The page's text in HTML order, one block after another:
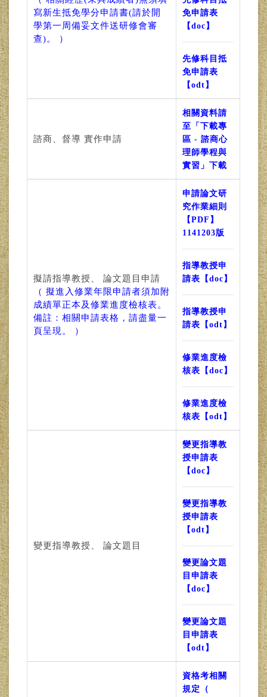
寫新生抵免學分申請書(請於開
學第一周備妥文件送研修會審
查)。 ）
免申請表
【doc】
先修科目抵
免申請表
【odt】
諮商、督導 實作申請
相關資料請
至「下載專
區 - 諮商心
理師學程與
實習」下載
擬請指導教授、 論文題目申請
（ 擬進入修業年限申請者須加附
成績單正本及修業進度檢核表。
備註：相關申請表格，請盡量一
頁呈現。 ）
申請論文研
究作業細則
【PDF】
1141203版
指導教授申
請表【doc】
指導教授申
請表【odt】
修業進度檢
核表【doc】
修業進度檢
核表【odt】
變更指導教授、 論文題目
變更指導教
授申請表
【doc】
變更指導教
授申請表
【odt】
變更論文題
目申請表
【doc】
變更論文題
目申請表
【odt】
資格考相關
規定（